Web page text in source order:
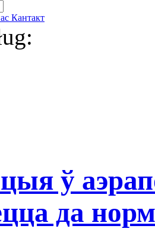
Кантакт
ў
да